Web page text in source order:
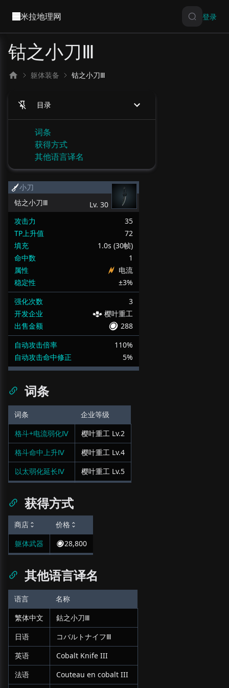
米拉地理网 登录
钴之小刀Ⅲ
躯体装备 钴之小刀Ⅲ
目录
词条
获得方式
其他语言译名
小刀
钴之小刀Ⅲ
Lv. 30
攻击力
35
TP上升值
72
填充
1.0s (30帧)
命中数
1
属性
电流
稳定性
±3%
强化次数
3
开发企业
樱叶重工
出售金额
288
自动攻击倍率
110%
自动攻击命中修正
5%
词条
词条
企业等级
格斗+电流弱化Ⅳ
樱叶重工 Lv.2
格斗命中上升Ⅳ
樱叶重工 Lv.4
以太弱化延长Ⅳ
樱叶重工 Lv.5
获得方式
商店
价格
躯体武器
28,800
其他语言译名
语言
名称
繁体中文
鈷之小刀Ⅲ
日语
コバルトナイフⅢ
英语
Cobalt Knife III
法语
Couteau en cobalt III